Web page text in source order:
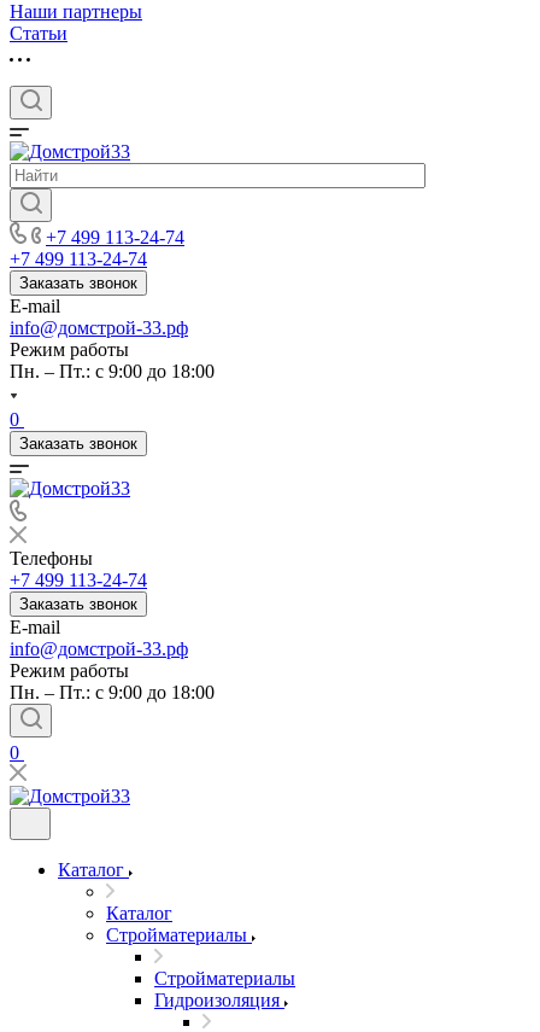
Наши партнеры
Статьи
+7 499 113-24-74
+7 499 113-24-74
Заказать звонок
E-mail
info@домстрой-33.рф
Режим работы
Пн. – Пт.: с 9:00 до 18:00
0
Заказать звонок
Телефоны
+7 499 113-24-74
Заказать звонок
E-mail
info@домстрой-33.рф
Режим работы
Пн. – Пт.: с 9:00 до 18:00
0
Каталог
Каталог
Стройматериалы
Стройматериалы
Гидроизоляция